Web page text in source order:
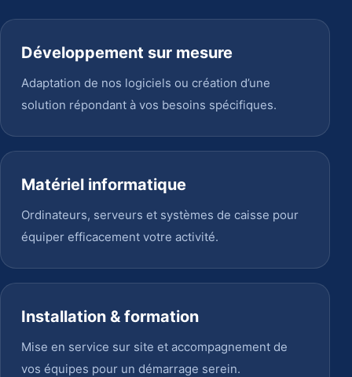
Développement sur mesure
Adaptation de nos logiciels ou création d’une
solution répondant à vos besoins spécifiques.
Matériel informatique
Ordinateurs, serveurs et systèmes de caisse pour
équiper efficacement votre activité.
Installation & formation
Mise en service sur site et accompagnement de
vos équipes pour un démarrage serein.